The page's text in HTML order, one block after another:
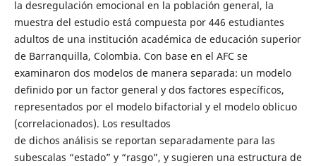
la desregulación emocional en la población general, la
muestra del estudio está compuesta por 446 estudiantes
adultos de una institución académica de educación superior
de Barranquilla, Colombia. Con base en el AFC se
examinaron dos modelos de manera separada: un modelo
definido por un factor general y dos factores específicos,
representados por el modelo bifactorial y el modelo oblicuo
(correlacionados). Los resultados
de dichos análisis se reportan separadamente para las
subescalas “estado” y “rasgo”, y sugieren una estructura de